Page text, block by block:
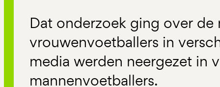
Dat onderzoek ging over de
vrouwenvoetballers in
media werden neergezet in
mannenvoetballers.